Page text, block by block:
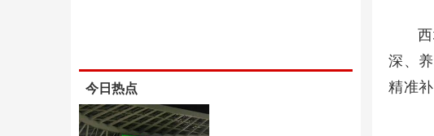
深、
精准
今日热点